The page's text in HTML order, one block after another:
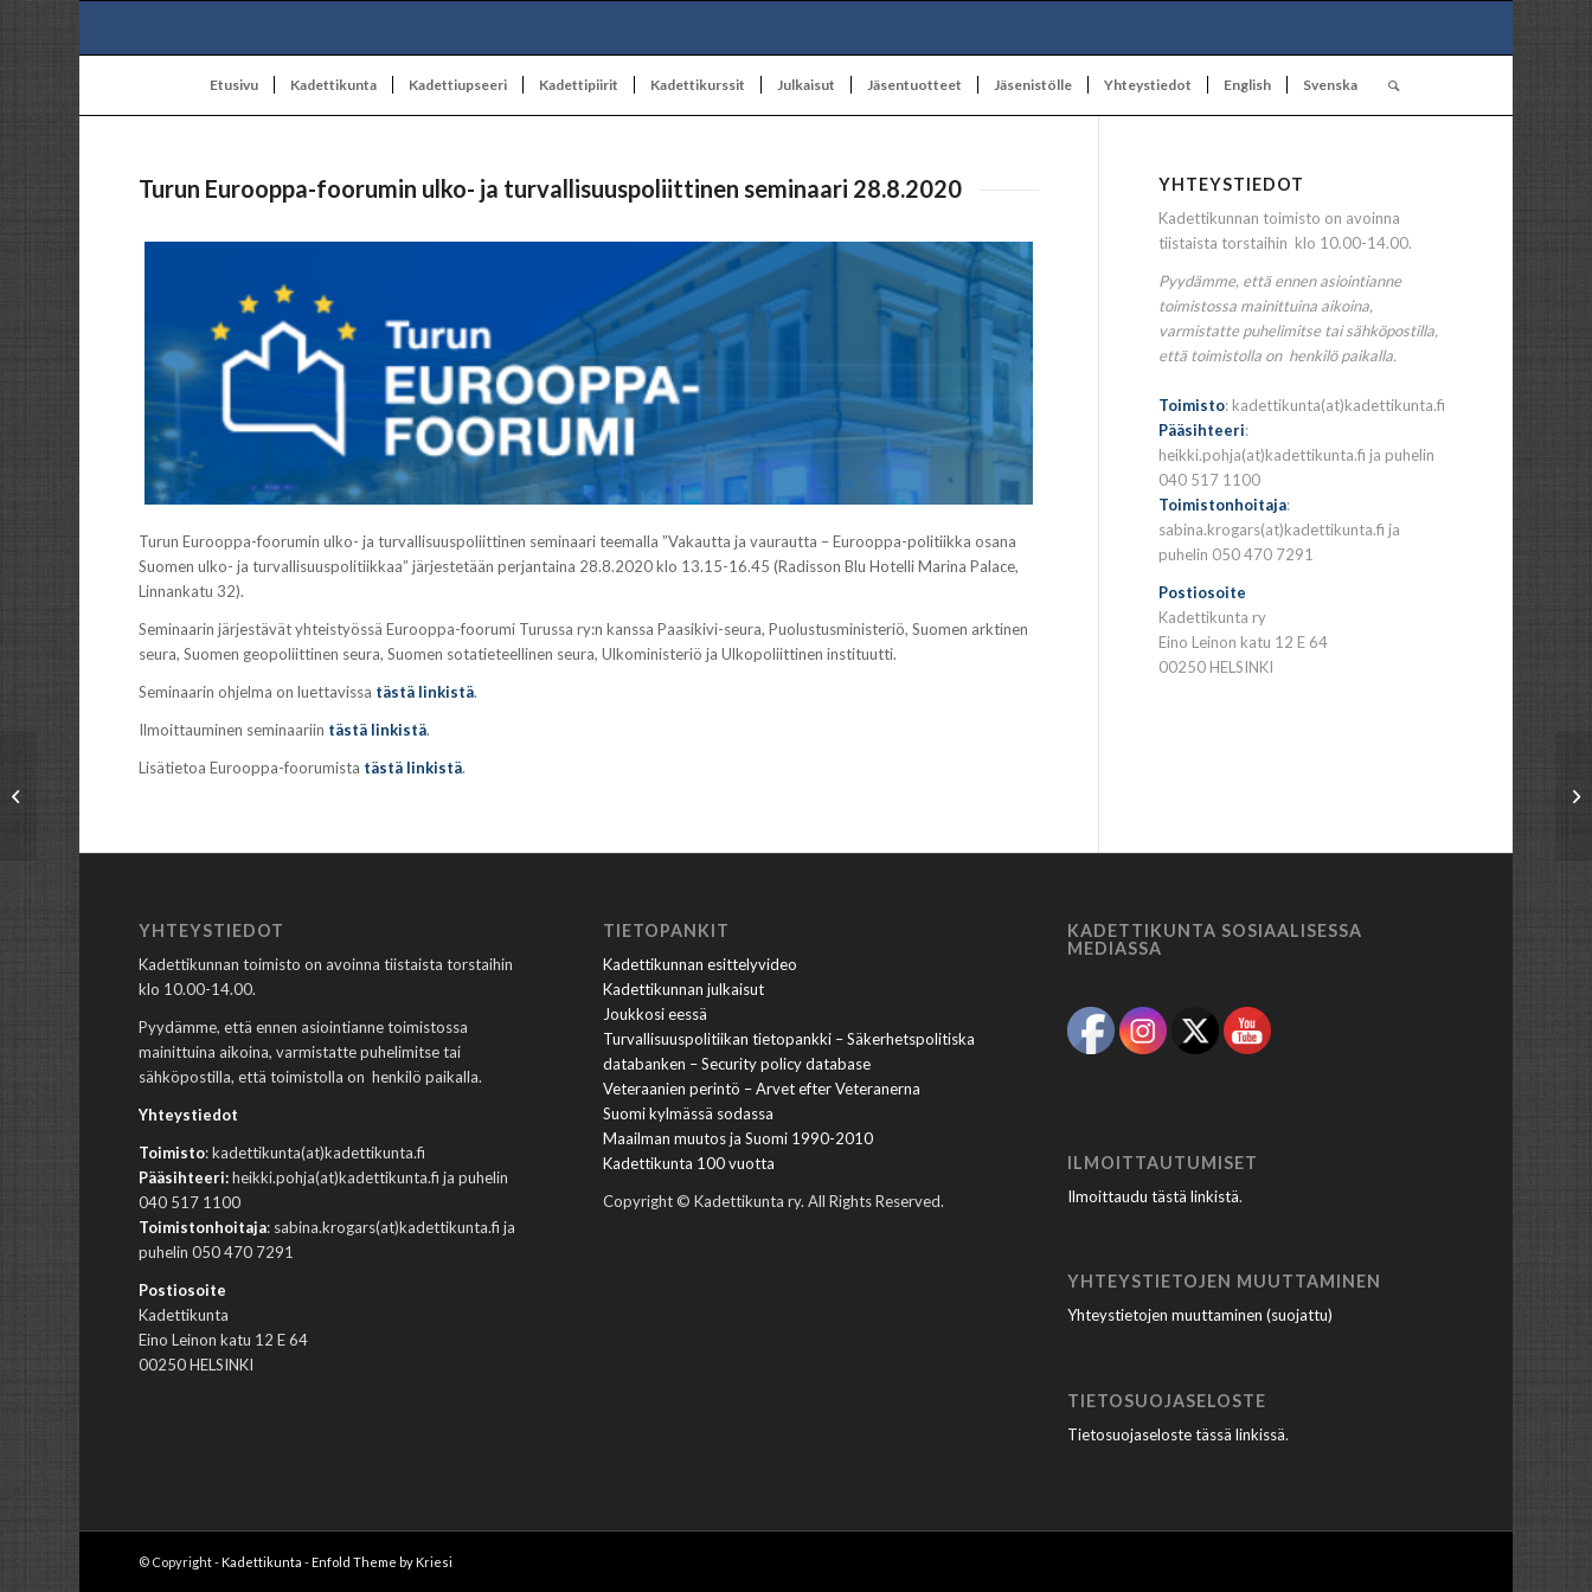
Etusivu Kadettikunta Kadettiupseeri Kadettipiirit Kadettikurssit Julkaisut Jäsentuotteet Jäsenistölle Yhteystiedot English Svenska
Turun Eurooppa-foorumin ulko- ja turvallisuuspoliittinen seminaari 28.8.2020
Turun Eurooppa-foorumin ulko- ja turvallisuuspoliittinen seminaari teemalla ”Vakautta ja vaurautta – Eurooppa-politiikka osana
Suomen ulko- ja turvallisuuspolitiikkaa” järjestetään perjantaina 28.8.2020 klo 13.15-16.45 (Radisson Blu Hotelli Marina Palace,
Linnankatu 32).
Seminaarin järjestävät yhteistyössä Eurooppa-foorumi Turussa ry:n kanssa Paasikivi-seura, Puolustusministeriö, Suomen arktinen
seura, Suomen geopoliittinen seura, Suomen sotatieteellinen seura, Ulkoministeriö ja Ulkopoliittinen instituutti.
Seminaarin ohjelma on luettavissa tästä linkistä.
Ilmoittauminen seminaariin tästä linkistä.
Lisätietoa Eurooppa-foorumista tästä linkistä.
YHTEYSTIEDOT
Kadettikunnan toimisto on avoinna
tiistaista torstaihin klo 10.00-14.00.
Pyydämme, että ennen asiointianne
toimistossa mainittuina aikoina,
varmistatte puhelimitse tai sähköpostilla,
että toimistolla on henkilö paikalla.
Toimisto: kadettikunta(at)kadettikunta.fi
Pääsihteeri:
heikki.pohja(at)kadettikunta.fi ja puhelin
040 517 1100
Toimistonhoitaja:
sabina.krogars(at)kadettikunta.fi ja
puhelin 050 470 7291
Postiosoite
Kadettikunta ry
Eino Leinon katu 12 E 64
00250 HELSINKI
YHTEYSTIEDOT
Kadettikunnan toimisto on avoinna tiistaista torstaihin
klo 10.00-14.00.
Pyydämme, että ennen asiointianne toimistossa
mainittuina aikoina, varmistatte puhelimitse tai
sähköpostilla, että toimistolla on henkilö paikalla.
Yhteystiedot
Toimisto: kadettikunta(at)kadettikunta.fi
Pääsihteeri:heikki.pohja(at)kadettikunta.fi ja puhelin
040 517 1100
Toimistonhoitaja: sabina.krogars(at)kadettikunta.fi ja
puhelin 050 470 7291
Postiosoite
Kadettikunta
Eino Leinon katu 12 E 64
00250 HELSINKI
TIETOPANKIT
Kadettikunnan esittelyvideo
Kadettikunnan julkaisut
Joukkosi eessä
Turvallisuuspolitiikan tietopankki – Säkerhetspolitiska
databanken – Security policy database
Veteraanien perintö – Arvet efter Veteranerna
Suomi kylmässä sodassa
Maailman muutos ja Suomi 1990-2010
Kadettikunta 100 vuotta
Copyright © Kadettikunta ry. All Rights Reserved.
KADETTIKUNTA SOSIAALISESSA
MEDIASSA
ILMOITTAUTUMISET
Ilmoittaudu tästä linkistä.
YHTEYSTIETOJEN MUUTTAMINEN
Yhteystietojen muuttaminen (suojattu)
TIETOSUOJASELOSTE
Tietosuojaseloste tässä linkissä.
© Copyright -Kadettikunta -Enfold Theme by Kriesi